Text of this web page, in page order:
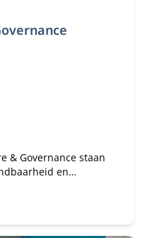
& Governance staan
en